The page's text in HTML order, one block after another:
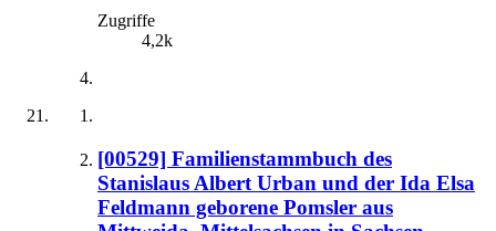
Zugriffe
4,2k
[00529] Familienstammbuch des
Stanislaus Albert Urban und der Ida Elsa
Feldmann geborene Pomsler aus